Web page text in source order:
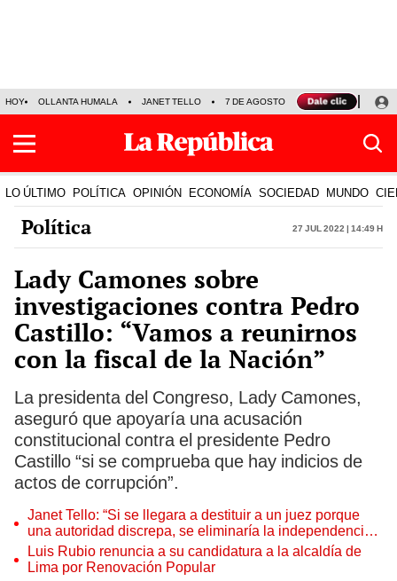
HOY OLLANTA HUMALA JANET TELLO 7 DE AGOSTO TINKA RESULTADOS
LO ÚLTIMO POLÍTICA OPINIÓN ECONOMÍA SOCIEDAD MUNDO
Política 27 Jul 2022 | 14:49 h
Lady Camones sobre
investigaciones contra Pedro
Castillo: “Vamos a reunirnos
con la fiscal de la Nación”
La presidenta del Congreso, Lady Camones,
aseguró que apoyaría una acusación
constitucional contra el presidente Pedro
Castillo “si se comprueba que hay indicios de
actos de corrupción”.
Janet Tello: “Si se llegara a destituir a un juez porque
una autoridad discrepa, se eliminaría la independencia
judicial”
Luis Rubio renuncia a su candidatura a la alcaldía de
Lima por Renovación Popular